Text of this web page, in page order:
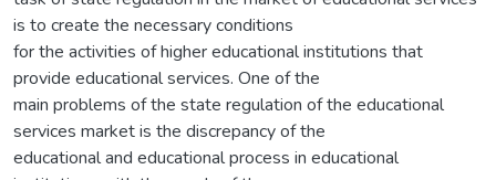
is to create the necessary conditions
for the activities of higher educational institutions that
provide educational services. One of the
main problems of the state regulation of the educational
services market is the discrepancy of the
educational and educational process in educational